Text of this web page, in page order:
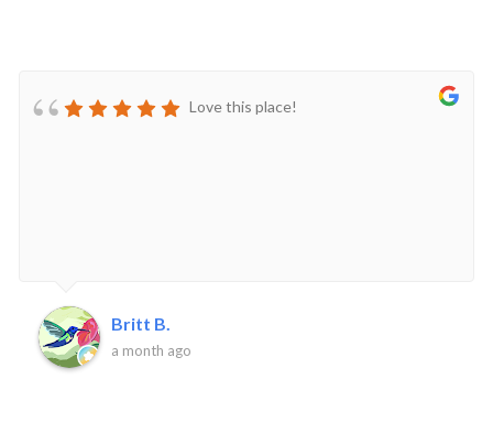
Love this place!
Britt B.
a month ago